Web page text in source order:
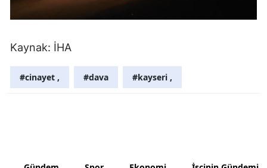
Kaynak: İHA
#cinayet , #dava #kayseri ,